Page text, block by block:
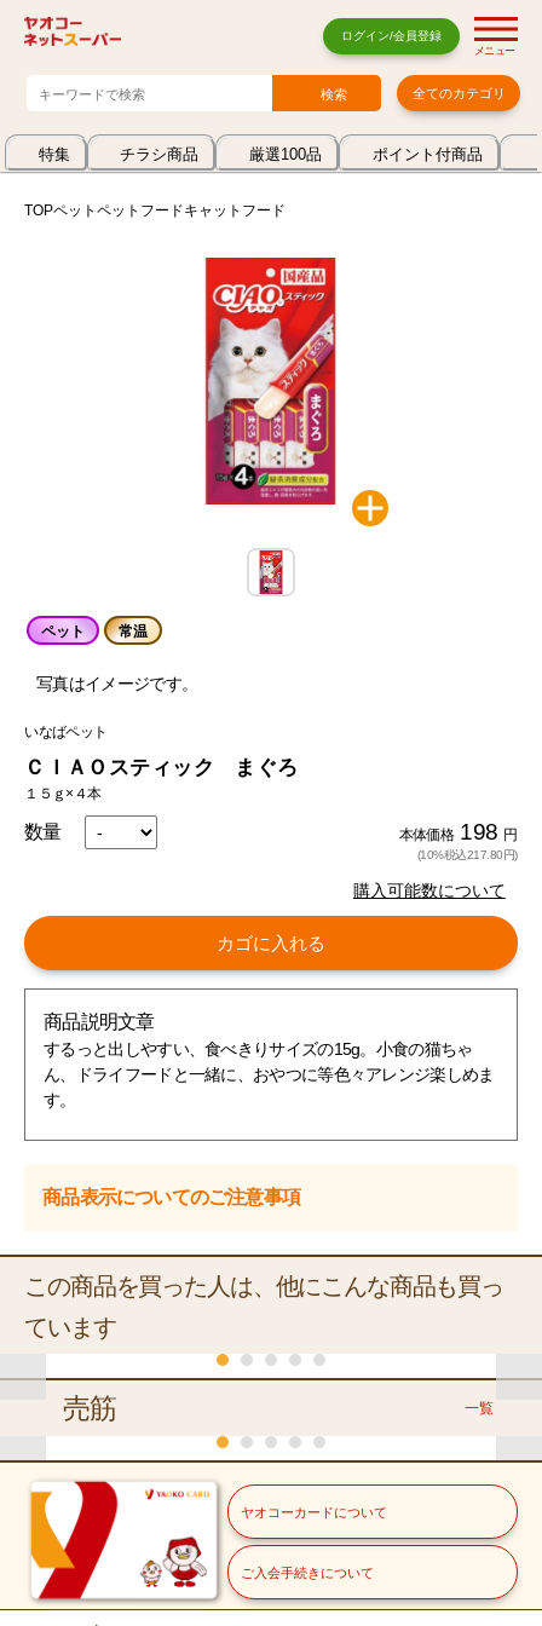
ログイン/会員登録
メニュー
全てのカテゴリ
特集 チラシ商品 厳選100品 ポイント付商品
TOPペットペットフードキャットフード
ペット 常温
写真はイメージです。
いなばペット
ＣＩＡＯスティック まぐろ
１５ｇ×４本
数量 本体価格 198 円
(10%税込217.80円)
購入可能数について
カゴに入れる
商品説明文章
するっと出しやすい、食べきりサイズの15g。小食の猫ちゃ
ん、ドライフードと一緒に、おやつに等色々アレンジ楽しめま
す。
商品表示についてのご注意事項
この商品を買った人は、他にこんな商品も買っ
ています
ペット +10P
いなばペット
ＣＩＡＯこだわりフレ
ーク まぐろ
いなばペット
ＣＩＡＯこだわりテイ
スト まぐろ
ペット
いなばペット
ＣＩＡＯパウ
４０ｇ×８袋
ゅーる ま
バガニ
いな
分
売筋 一覧
ＹＡＯＫＯ
那須牛乳
福島県産・岩手県産
くらし
冷蔵
くらし
常温
伊藤園
健康ミネ
ニュージーランド産
ヤオコーカードについて
ご入会手続きについて